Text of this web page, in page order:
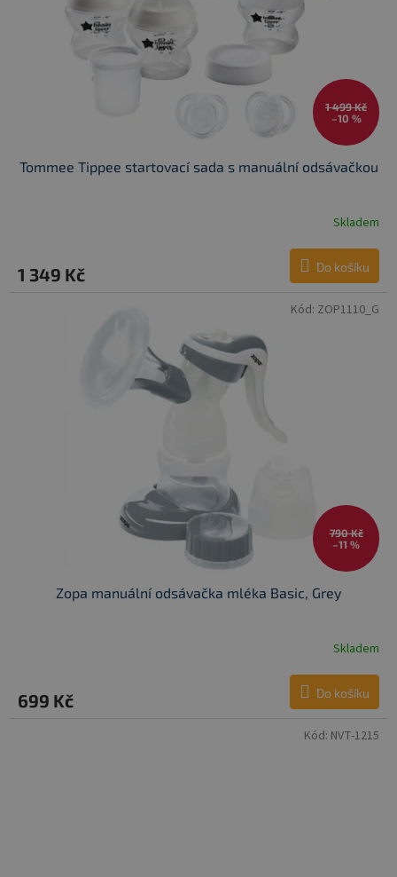
1 499 Kč
–10 %
Tommee Tippee startovací sada s manuální odsávačkou
Skladem
1 349 Kč Do košíku
790 Kč
–11 %
Zopa manuální odsávačka mléka Basic, Grey
Skladem
699 Kč Do košíku
Kód: ZOP1110_G
Kód: NVT-1215